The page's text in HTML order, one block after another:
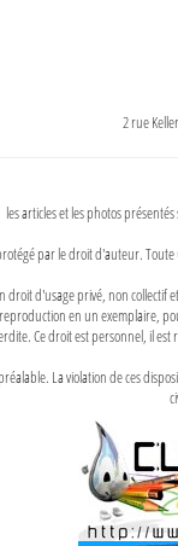
2 rue
les articles et les photos
par le droit d'auteur.
droit d'usage privé, non
en un exemplaire,
Ce droit est personnel, il
La violation de ces